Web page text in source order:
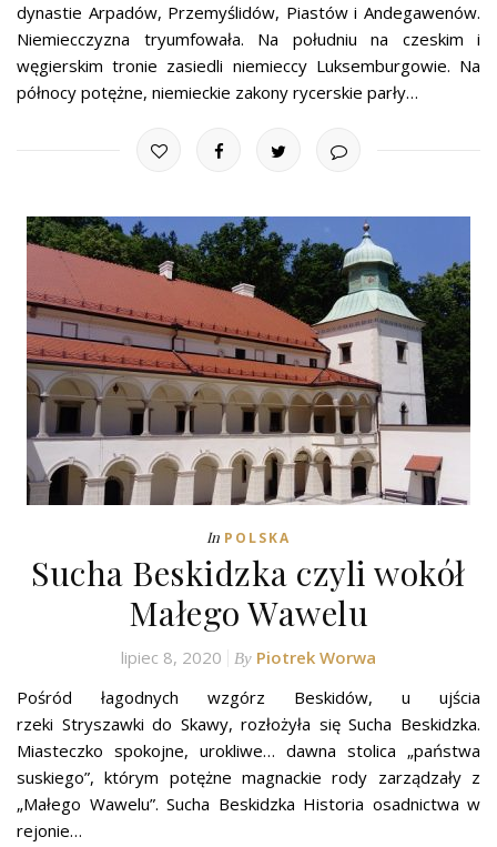
dynastie Arpadów, Przemyślidów, Piastów i Andegawenów.
Niemiecczyzna tryumfowała. Na południu na czeskim i
węgierskim tronie zasiedli niemieccy Luksemburgowie. Na
północy potężne, niemieckie zakony rycerskie parły…
In POLSKA
Sucha Beskidzka czyli wokół
Małego Wawelu
lipiec 8, 2020 By Piotrek Worwa
Pośród łagodnych wzgórz Beskidów, u ujścia
rzeki Stryszawki do Skawy, rozłożyła się Sucha Beskidzka.
Miasteczko spokojne, urokliwe… dawna stolica „państwa
suskiego”, którym potężne magnackie rody zarządzały z
„Małego Wawelu”. Sucha Beskidzka Historia osadnictwa w
rejonie…